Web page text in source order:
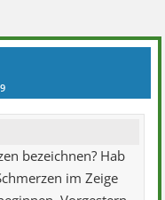
9
bezeichnen? Hab
im Zeige